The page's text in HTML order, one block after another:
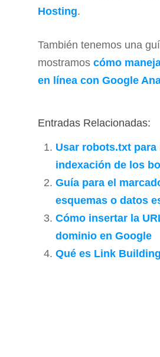
Hosting.
También tenemos una
mostramos cómo
en línea con Google
Entradas Relacionadas:
Usar robots.txt para
indexación de los
Guía para el
esquemas o datos
Cómo insertar la
dominio en Google
Qué es Link Building